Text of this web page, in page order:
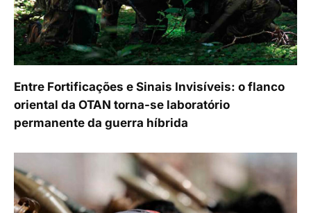
Entre Fortificações e Sinais Invisíveis: o flanco
oriental da OTAN torna-se laboratório
permanente da guerra híbrida